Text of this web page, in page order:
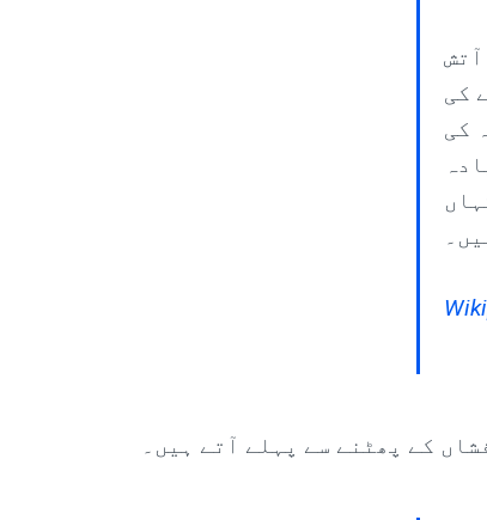
کی
کی
کے پھٹنے سے پہلے آتے ہیں۔